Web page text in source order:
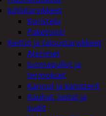
Juhlatarvikkeet
Koristelu
Paketointi
Keittiö ja taloustarvikkeet
Aterimet
Juomapullot ja
termokset
Kannut ja kanisterit
Kauhat, lastat ja
sudit